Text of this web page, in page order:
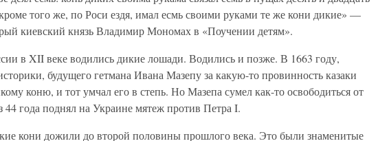
того же, по Роси ездя, имал есмь своими руками те же кони дикие» —
киевский князь Владимир Мономах в «Поучении детям».
в XII веке водились дикие лошади. Водились и позже. В 1663 году,
будущего гетмана Ивана Мазепу за какую-то провинность казаки
коню, и тот умчал его в степь. Но Мазепа сумел как-то освободиться от
44 года поднял на Украине мятеж против Петра I.
кони дожили до второй половины прошлого века. Это были знаменитые